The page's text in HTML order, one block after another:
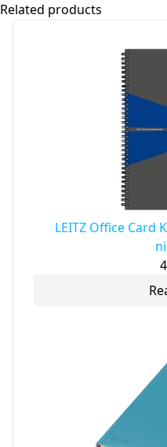
Related products
LEITZ Office Card